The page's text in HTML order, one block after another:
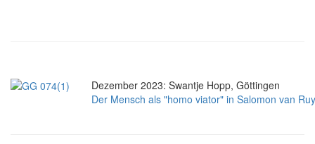
Dezember 2023: Swantje Hopp, Göttingen
Der Mensch als "homo viator" in Salomon van